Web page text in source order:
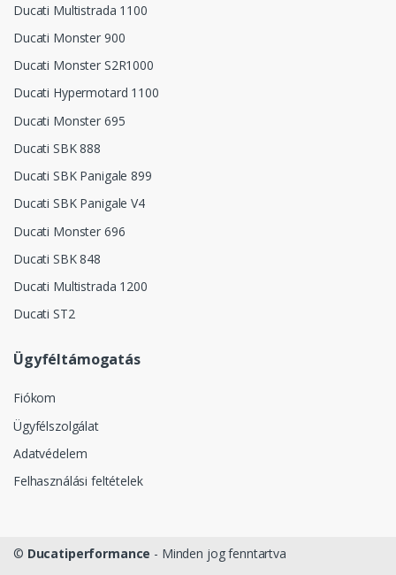
Ducati Multistrada 1100
Ducati Monster 900
Ducati Monster S2R1000
Ducati Hypermotard 1100
Ducati Monster 695
Ducati SBK 888
Ducati SBK Panigale 899
Ducati SBK Panigale V4
Ducati Monster 696
Ducati SBK 848
Ducati Multistrada 1200
Ducati ST2
Ügyféltámogatás
Fiókom
Ügyfélszolgálat
Adatvédelem
Felhasználási feltételek
© Ducatiperformance - Minden jog fenntartva